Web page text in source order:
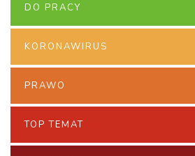
DO PRACY
KORONAWIRUS
PRAWO
TOP TEMAT